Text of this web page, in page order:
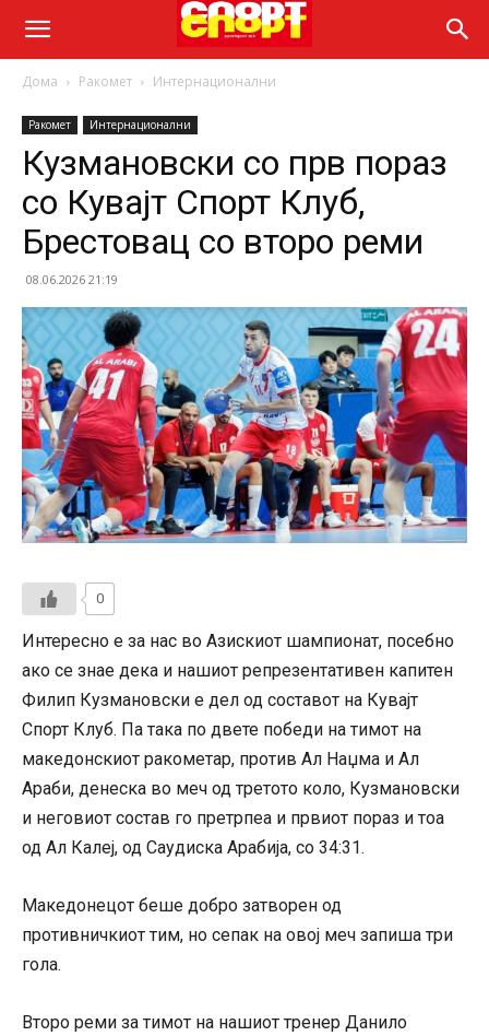
Дома Ракомет Интернационални
Ракомет Интернационални
Кузмановски со прв пораз
со Кувајт Спорт Клуб,
Брестовац со второ реми
08.06.2026 21:19
0
Интересно е за нас во Азискиот шампионат, посебно
ако се знае дека и нашиот репрезентативен капитен
Филип Кузмановски е дел од составот на Кувајт
Спорт Клуб. Па така по двете победи на тимот на
македонскиот ракометар, против Ал Наџма и Ал
Араби, денеска во меч од третото коло, Кузмановски
и неговиот состав го претрпеа и првиот пораз и тоа
од Ал Калеј, од Саудиска Арабија, со 34:31.
Македонецот беше добро затворен од
противничкиот тим, но сепак на овој меч запиша три
гола.
Второ реми за тимот на нашиот тренер Данило